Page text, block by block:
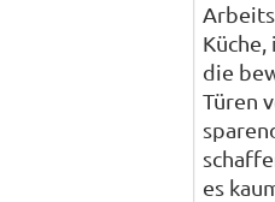
die
Türen
es